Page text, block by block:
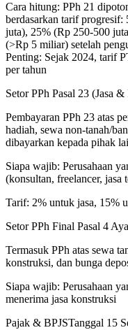
Cara hitung: PPh 21
berdasarkan tarif
juta), 25% (Rp 250-500
(>Rp 5 miliar) setelah
Penting: Sejak 2024, tarif
per tahun
Setor PPh Pasal 23 (Jasa
Pembayaran PPh 23 atas
hadiah, sewa non-tanah/
dibayarkan kepada pihak
Siapa wajib: Perusahaan
(konsultan, freelancer, jasa
Tarif: 2% untuk jasa, 15%
Setor PPh Final Pasal 4
Termasuk PPh atas sewa
konstruksi, dan bunga
Siapa wajib: Perusahaan
menerima jasa konstruksi
Pajak & BPJSTanggal 15